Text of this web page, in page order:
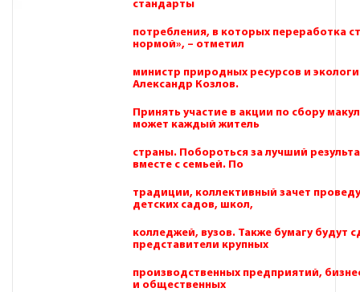
стандарты
потребления, в которых переработка
нормой», – отметил
министр природных ресурсов и
Александр Козлов.
Принять участие в акции по сбору
может каждый житель
страны. Побороться за лучший
вместе с семьей. По
традиции, коллективный зачет
детских садов, школ,
колледжей, вузов. Также бумагу будут
представители крупных
производственных предприятий,
и общественных